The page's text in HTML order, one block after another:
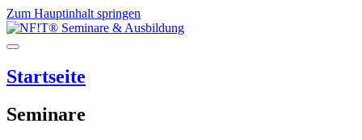
Zum Hauptinhalt springen
Startseite
Seminare